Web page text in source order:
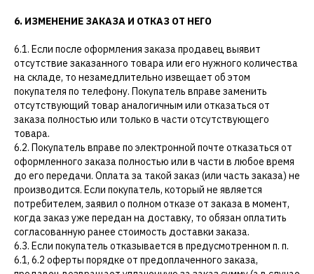
6. ИЗМЕНЕНИЕ ЗАКАЗА И ОТКАЗ ОТ НЕГО
6.1. Если после оформления заказа продавец выявит
отсутствие заказанного товара или его нужного количества
на складе, то незамедлительно извещает об этом
покупателя по телефону. Покупатель вправе заменить
отсутствующий товар аналогичным или отказаться от
заказа полностью или только в части отсутствующего
товара.
6.2. Покупатель вправе по электронной почте отказаться от
оформленного заказа полностью или в части в любое время
до его передачи. Оплата за такой заказ (или часть заказа) не
производится. Если покупатель, который не является
потребителем, заявил о полном отказе от заказа в момент,
когда заказ уже передан на доставку, то обязан оплатить
согласованную ранее стоимость доставки заказа.
6.3. Если покупатель отказывается в предусмотренном п. п.
6.1, 6.2 оферты порядке от предоплаченного заказа,